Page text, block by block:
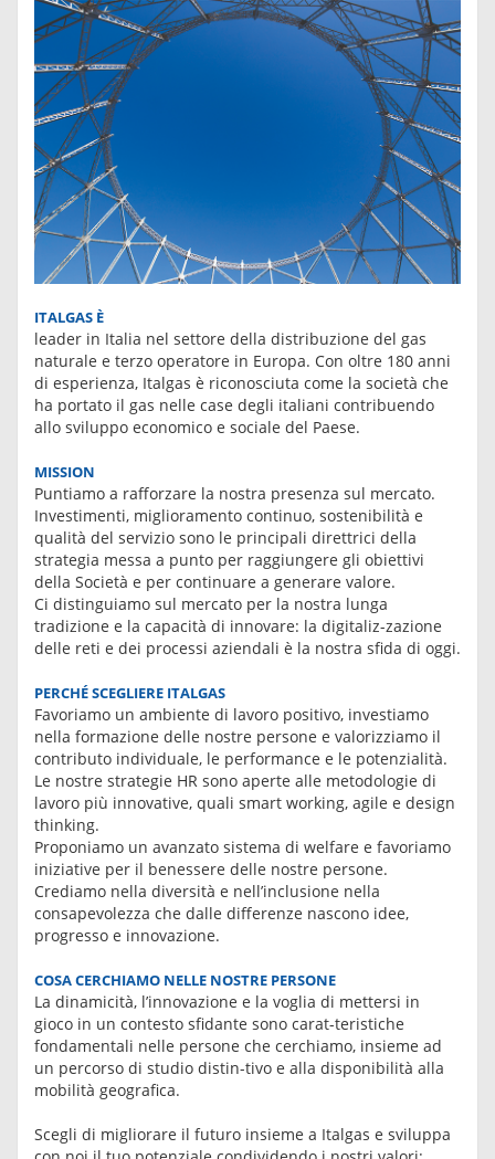
ITALGAS È
leader in Italia nel settore della distribuzione del gas
naturale e terzo operatore in Europa. Con oltre 180 anni
di esperienza, Italgas è riconosciuta come la società che
ha portato il gas nelle case degli italiani contribuendo
allo sviluppo economico e sociale del Paese.
MISSION
Puntiamo a rafforzare la nostra presenza sul mercato.
Investimenti, miglioramento continuo, sostenibilità e
qualità del servizio sono le principali direttrici della
strategia messa a punto per raggiungere gli obiettivi
della Società e per continuare a generare valore.
Ci distinguiamo sul mercato per la nostra lunga
tradizione e la capacità di innovare: la digitaliz-zazione
delle reti e dei processi aziendali è la nostra sfida di oggi.
PERCHÉ SCEGLIERE ITALGAS
Favoriamo un ambiente di lavoro positivo, investiamo
nella formazione delle nostre persone e valorizziamo il
contributo individuale, le performance e le potenzialità.
Le nostre strategie HR sono aperte alle metodologie di
lavoro più innovative, quali smart working, agile e design
thinking.
Proponiamo un avanzato sistema di welfare e favoriamo
iniziative per il benessere delle nostre persone.
Crediamo nella diversità e nell’inclusione nella
consapevolezza che dalle differenze nascono idee,
progresso e innovazione.
COSA CERCHIAMO NELLE NOSTRE PERSONE
La dinamicità, l’innovazione e la voglia di mettersi in
gioco in un contesto sfidante sono carat-teristiche
fondamentali nelle persone che cerchiamo, insieme ad
un percorso di studio distin-tivo e alla disponibilità alla
mobilità geografica.
Scegli di migliorare il futuro insieme a Italgas e sviluppa